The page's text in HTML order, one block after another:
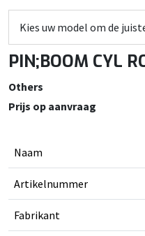
PIN;BOOM CYL
Others
Prijs op aanvraag
Naam
Artikelnummer
Fabrikant